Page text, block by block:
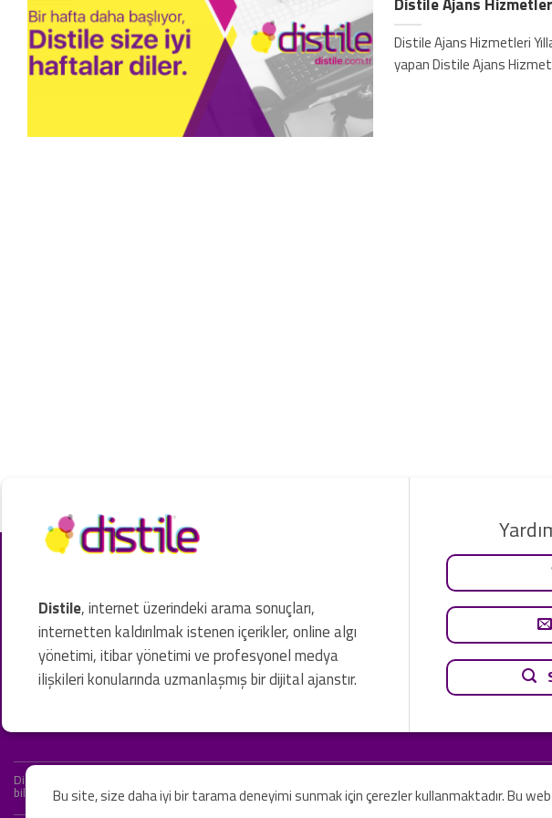
Distile Ajans Hizmetleri
yapan Distile Ajans
Distile, internet üzerindeki arama sonuçları,
internetten kaldırılmak istenen içerikler, online algı
yönetimi, itibar yönetimi ve profesyonel medya
ilişkileri konularında uzmanlaşmış bir dijital ajanstır.
Distile bir hukuk firması değildir ve hizmetlerimizin hiçbiri resmi hukuki tavsiye olarak
bilgiler yalnızca genel bilgi niteliğindedir. Yasal tavsiye olarak değerlendirilmesi amaçlanmamıştır.
Bu site, size daha iyi bir tarama deneyimi sunmak için çerezler kullanmaktadır. Bu